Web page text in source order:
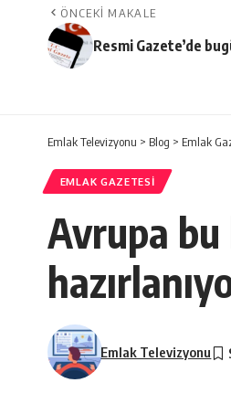
ÖNCEKI MAKALE
Resmi Gazete’de
Emlak Televizyonu > Blog > Emlak
EMLAK GAZETESI
Avrupa bu
Emlak Televizyonu